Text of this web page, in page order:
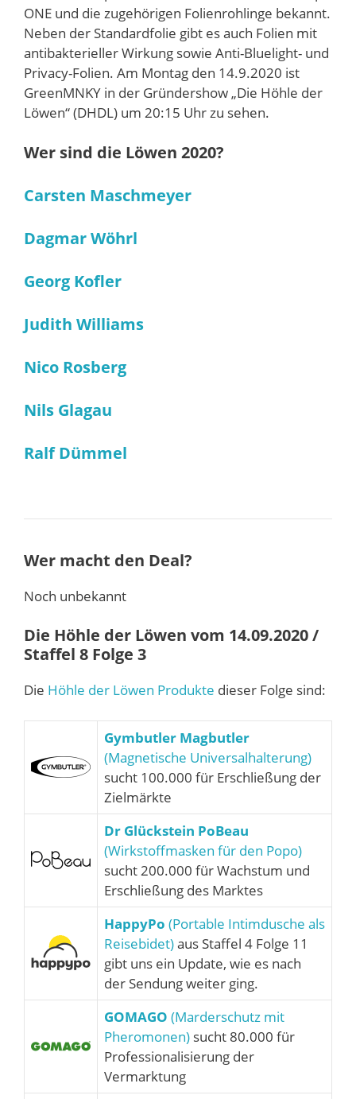
ONE und die zugehörigen Folienrohlinge bekannt.
Neben der Standardfolie gibt es auch Folien mit
antibakterieller Wirkung sowie Anti-Bluelight- und
Privacy-Folien. Am Montag den 14.9.2020 ist
GreenMNKY in der Gründershow „Die Höhle der
Löwen“ (DHDL) um 20:15 Uhr zu sehen.
Wer sind die Löwen 2020?
Carsten Maschmeyer
Dagmar Wöhrl
Georg Kofler
Judith Williams
Nico Rosberg
Nils Glagau
Ralf Dümmel
Wer macht den Deal?
Noch unbekannt
Die Höhle der Löwen vom 14.09.2020 /
Staffel 8 Folge 3
Die Höhle der Löwen Produkte dieser Folge sind:
Gymbutler Magbutler
(Magnetische Universalhalterung)
sucht 100.000 für Erschließung der
Zielmärkte
Dr Glückstein PoBeau
(Wirkstoffmasken für den Popo)
sucht 200.000 für Wachstum und
Erschließung des Marktes
HappyPo (Portable Intimdusche als
Reisebidet)aus Staffel 4 Folge 11
gibt uns ein Update, wie es nach
der Sendung weiter ging.
GOMAGO (Marderschutz mit
Pheromonen) sucht 80.000 für
Professionalisierung der
Vermarktung